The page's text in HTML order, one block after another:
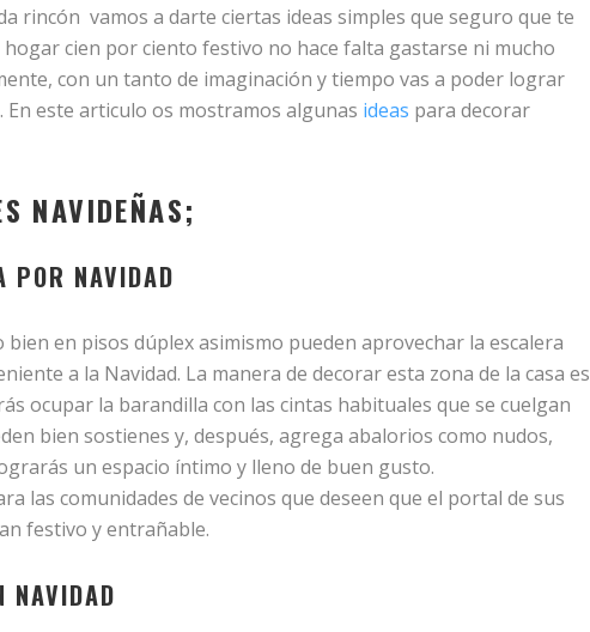
rincón vamos a darte ciertas ideas simples que seguro que te
cien por ciento festivo no hace falta gastarse ni mucho
con un tanto de imaginación y tiempo vas a poder lograr
este articulo os mostramos algunas ideas para decorar
NAVIDEÑAS;
POR NAVIDAD
bien en pisos dúplex asimismo pueden aprovechar la escalera
a la Navidad. La manera de decorar esta zona de la casa es
ocupar la barandilla con las cintas habituales que se cuelgan
bien sostienes y, después, agrega abalorios como nudos,
un espacio íntimo y lleno de buen gusto.
las comunidades de vecinos que deseen que el portal de sus
festivo y entrañable.
NAVIDAD